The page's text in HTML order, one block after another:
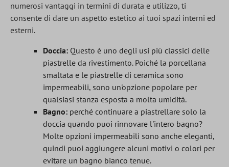
numerosi vantaggi in termini di durata e utilizzo, ti
consente di dare un aspetto estetico ai tuoi spazi interni ed
esterni.
Doccia: Questo è uno degli usi più classici delle
piastrelle da rivestimento. Poiché la porcellana
smaltata e le piastrelle di ceramica sono
impermeabili, sono un'opzione popolare per
qualsiasi stanza esposta a molta umidità.
Bagno: perché continuare a piastrellare solo la
doccia quando puoi rinnovare l'intero bagno?
Molte opzioni impermeabili sono anche eleganti,
quindi puoi aggiungere alcuni motivi o colori per
evitare un bagno bianco tenue.